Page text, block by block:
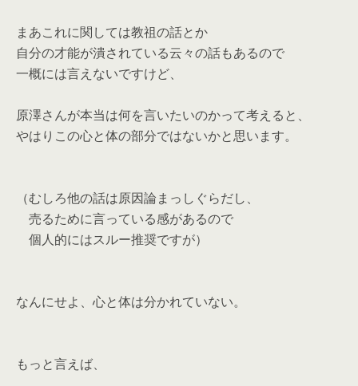
まあこれに関しては教祖の話とか
自分の才能が潰されている云々の話もあるので
一概には言えないですけど、
原澤さんが本当は何を言いたいのかって考えると、
やはりこの心と体の部分ではないかと思います。
（むしろ他の話は原因論まっしぐらだし、
売るために言っている感があるので
個人的にはスルー推奨ですが）
なんにせよ、心と体は分かれていない。
もっと言えば、